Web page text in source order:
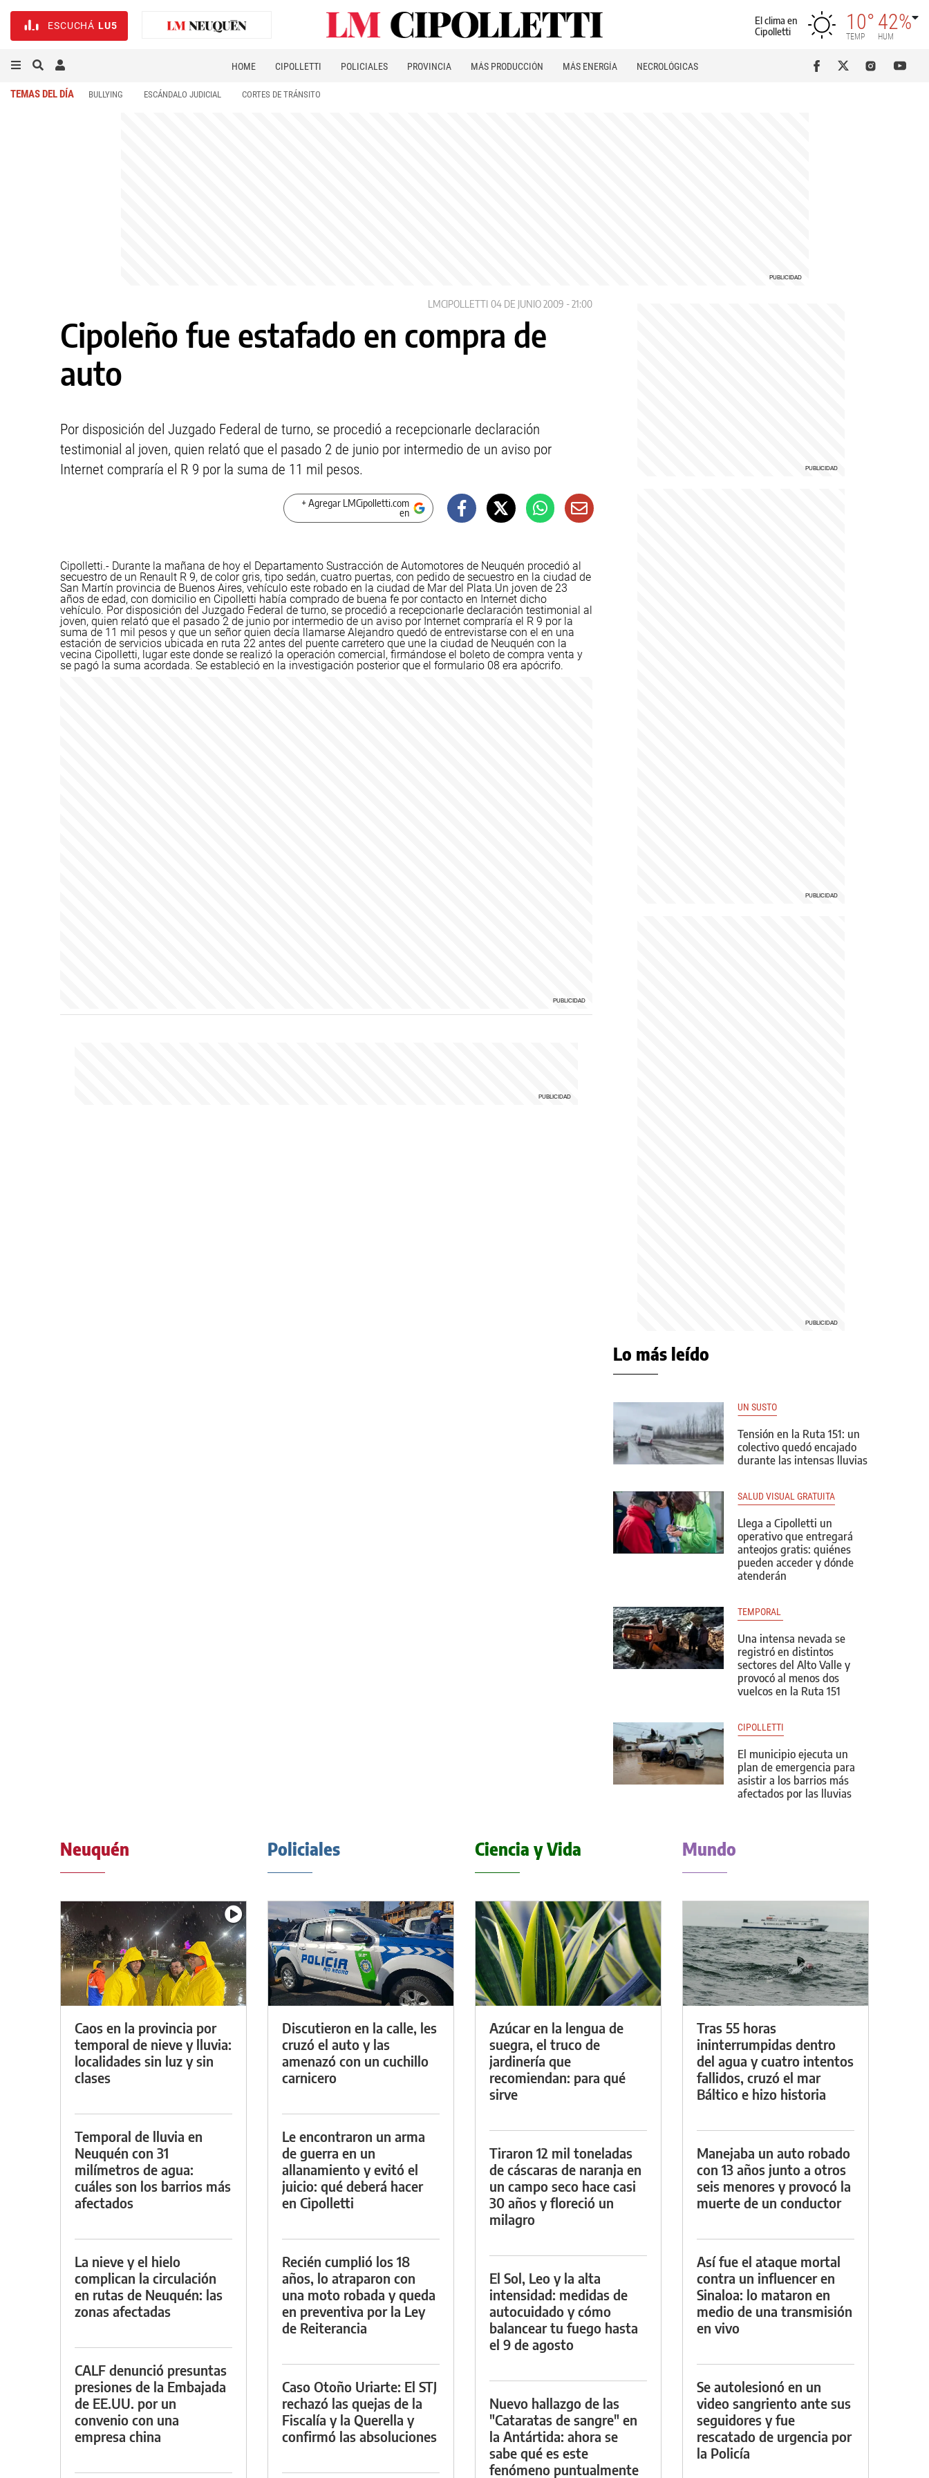
ESCUCHÁ LU5
El clima en
Cipolletti
10°
TEMP
42%
HUM
HOME CIPOLLETTI POLICIALES PROVINCIA MÁS PRODUCCIÓN MÁS ENERGÍA NECROLÓGICAS
TEMAS DEL DÍA BULLYING ESCÁNDALO JUDICIAL CORTES DE TRÁNSITO
LMCIPOLLETTI 04 DE JUNIO 2009 - 21:00
Cipoleño fue estafado en compra de
auto
Por disposición del Juzgado Federal de turno, se procedió a recepcionarle declaración
testimonial al joven, quien relató que el pasado 2 de junio por intermedio de un aviso por
Internet compraría el R 9 por la suma de 11 mil pesos.
+ Agregar LMCipolletti.com
en
Cipolletti.- Durante la mañana de hoy el Departamento Sustracción de Automotores de Neuquén procedió al
secuestro de un Renault R 9, de color gris, tipo sedán, cuatro puertas, con pedido de secuestro en la ciudad de
San Martín provincia de Buenos Aires, vehículo este robado en la ciudad de Mar del Plata.Un joven de 23
años de edad, con domicilio en Cipolletti había comprado de buena fe por contacto en Internet dicho
vehículo. Por disposición del Juzgado Federal de turno, se procedió a recepcionarle declaración testimonial al
joven, quien relató que el pasado 2 de junio por intermedio de un aviso por Internet compraría el R 9 por la
suma de 11 mil pesos y que un señor quien decía llamarse Alejandro quedó de entrevistarse con el en una
estación de servicios ubicada en ruta 22 antes del puente carretero que une la ciudad de Neuquén con la
vecina Cipolletti, lugar este donde se realizó la operación comercial, firmándose el boleto de compra venta y
se pagó la suma acordada. Se estableció en la investigación posterior que el formulario 08 era apócrifo.
Lo más leído
UN SUSTO
Tensión en la Ruta 151: un
colectivo quedó encajado
durante las intensas lluvias
SALUD VISUAL GRATUITA
Llega a Cipolletti un
operativo que entregará
anteojos gratis: quiénes
pueden acceder y dónde
atenderán
TEMPORAL
Una intensa nevada se
registró en distintos
sectores del Alto Valle y
provocó al menos dos
vuelcos en la Ruta 151
CIPOLLETTI
El municipio ejecuta un
plan de emergencia para
asistir a los barrios más
afectados por las lluvias
Neuquén
Caos en la provincia por
temporal de nieve y lluvia:
localidades sin luz y sin
clases
Temporal de lluvia en
Neuquén con 31
milímetros de agua:
cuáles son los barrios más
afectados
La nieve y el hielo
complican la circulación
en rutas de Neuquén: las
zonas afectadas
CALF denunció presuntas
presiones de la Embajada
de EE.UU. por un
convenio con una
empresa china
Policiales
Discutieron en la calle, les
cruzó el auto y las
amenazó con un cuchillo
carnicero
Le encontraron un arma
de guerra en un
allanamiento y evitó el
juicio: qué deberá hacer
en Cipolletti
Recién cumplió los 18
años, lo atraparon con
una moto robada y queda
en preventiva por la Ley
de Reiterancia
Caso Otoño Uriarte: El STJ
rechazó las quejas de la
Fiscalía y la Querella y
confirmó las absoluciones
Ciencia y Vida
Azúcar en la lengua de
suegra, el truco de
jardinería que
recomiendan: para qué
sirve
Tiraron 12 mil toneladas
de cáscaras de naranja en
un campo seco hace casi
30 años y floreció un
milagro
El Sol, Leo y la alta
intensidad: medidas de
autocuidado y cómo
balancear tu fuego hasta
el 9 de agosto
Nuevo hallazgo de las
"Cataratas de sangre" en
la Antártida: ahora se
sabe qué es este
fenómeno puntualmente
Mundo
Tras 55 horas
ininterrumpidas dentro
del agua y cuatro intentos
fallidos, cruzó el mar
Báltico e hizo historia
Manejaba un auto robado
con 13 años junto a otros
seis menores y provocó la
muerte de un conductor
Así fue el ataque mortal
contra un influencer en
Sinaloa: lo mataron en
medio de una transmisión
en vivo
Se autolesionó en un
video sangriento ante sus
seguidores y fue
rescatado de urgencia por
la Policía